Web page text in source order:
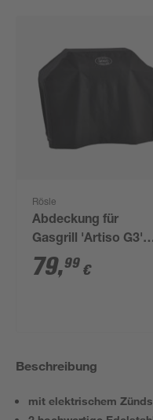
Rösle
Abdeckung für
Gasgrill 'Artiso G3'
schwarz 50 x 117 x
130 cm
79,99 €
Beschreibung
mit elektrischem